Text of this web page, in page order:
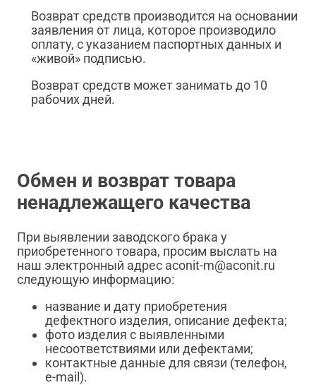
Возврат средств производится на основании
заявления от лица, которое производило
оплату, с указанием паспортных данных и
«живой» подписью.
Возврат средств может занимать до 10
рабочих дней.
Обмен и возврат товара
ненадлежащего качества
При выявлении заводского брака у
приобретенного товара, просим выслать на
наш электронный адрес aconit-m@aconit.ru
следующую информацию:
название и дату приобретения
дефектного изделия, описание дефекта;
фото изделия с выявленными
несоответствиями или дефектами;
контактные данные для связи (телефон,
e-mail).